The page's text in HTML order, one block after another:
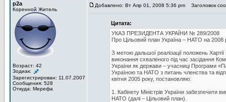
p2a
Коренной Житель
Возраст: 42
Зодиак:
Зарегистрирован: 11.07.2007
Сообщения: 528
Откуда: Мерефа
Добавлено: Вт Апр 01, 2008 5:36 pm Заголовок
Цитата:
УКАЗ ПРЕЗИДЕНТА УКРАЇНИ № 289/2008
Про Цільовий план Україна – НАТО на 2008
З метою дальшої реалізації положень
виконання схваленого під час засідання
України як держави – учасниці Програми
Україною та НАТО з питань членства та
квітня 2005 року, постановляю:
1. Кабінету Міністрів України забезпечити
НАТО (далі – Цільовий план).